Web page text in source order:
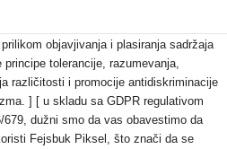
objavjivanja i plasiranja sadržaja
principe tolerancije, razumevanja,
različitosti i promocije antidiskriminacije
] [ u skladu sa GDPR regulativom
679, dužni smo da vas obavestimo da
Fejsbuk Piksel, što znači da se